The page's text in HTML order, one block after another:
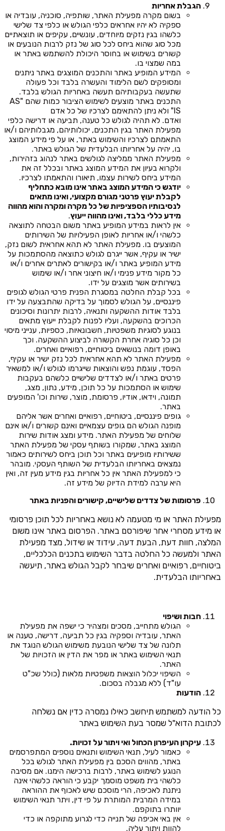
הגבלת אחריות
בשום מקרה מפעילת האתר, שותפיה, סוכניה, עובדיה או
ספקיה לא יהיו אחראים כלפי הגולש או כלפי צד שלישי
כלשהו בגין נזקים מיוחדים, עונשיים, עקיפים או תוצאתיים
מכל סוג שהוא ביחס לכל סוג של נזק לרבות הנובעים או
קשורים בשימוש או בחוסר היכולת להשתמש באתר או
במה שמצוי בו.
המידע המופיע באתר והתכנים המוצגים באתר ניתנים
ומסופקים לשם הלימוד והעשרה בלבד וכל פעולה
שתעשה בעקבותיהם תעשה באחריות הגולש בלבד.
התכנים באתר מוצעים לשימוש הציבור כמות שהם "AS
IS" ולא ניתן להתאימם לצרכיו של כל אדם
ואדם. לא תהיה לגולש כל טענה, תביעה או דרישה כלפי
מפעילת האתר בגין התכנים, יכולותיהם, מגבלותיהם ו/או
התאמתם לצרכיו והשימוש באתר, או על פי מידע המוצג
בו, יהיה על אחריותו הבלעדית של הגולש באתר.
מפעילת האתר ממליצה לגולשים באתר לנהוג בזהירות,
ולקרוא בעיון את המידע המוצג באתר ובכלל זה את
המידע ביחס לשירות עצמו, תיאורו והתאמתו לצרכיו.
יודגש כי המידע המוצג באתר אינו מובא כתחליף
לקבלת יעוץ פרטני מגורם מקצועי, ואינו מתאים
לנסיבותיו הספציפיות של כל מקרה ומקרה והוא מהווה
מידע כללי בלבד, ואינו מהווה ייעוץ.
אין לראות במידע המופיע באתר משום הבטחה לתוצאה
כלשהי ו/או אחריות לאופן הפעילויות של השירותים
המוצעים בו. מפעילת האתר לא תהא אחראית לשום נזק,
ישיר או עקיף, אשר ייגרם לגולש כתוצאה מהסתמכות על
מידע המופיע באתר ו/או בקישורים לאתרים אחרים ו/או
כל מקור מידע פנימי ו/או חיצוני אחר ו/או שימוש
בשירותים אשר מוצגים על ידו.
בכל קבלת החלטה במסגרת הפנית פרטי הגולש לגופים
פיננסיים, על הגולש לסמוך על בדיקה שהתבצעה על ידו
בלבד אודות ההשקעה ותנאיה, לרבות יתרונות וסיכונים
הכרוכים בהשקעה, ועליו לפנות לקבלת ייעוץ מתאים
בנוגע לסוגיות משפטיות, חשבונאיות, כספיות, ענייני מיסוי
וכן כל סוגיה אחרת הקשורה לביצוע ההשקעה. וכך
באופן דומה בנושאים ביטוחיים, רפואיים ואחרים.
מפעילת האתר לא תהא אחראית לכל נזק ישיר או עקיף,
הפסד, עוגמת נפש והוצאות שייגרמו לגולש ו/או למשאיר
פרטים באתר ו/או לצדדים שלישיים כלשהם בעקבות
שימוש או הסתמכות על כל תוכן, מידע, נתון, מצג,
תמונה, וידאו, אודיו, פרסומת, מוצר, שירות וכו' המופעים
באתר.
גופים פיננסיים, ביטוחיים, רפואיים ואחרים אשר אליהם
מופנה הגולש הם גופים עצמאיים ואינם קשורים ו/או אינם
שלוחים של מפעילת האתר. מידע ומצג אודות שירות
המוצג באתר, שמקורו בשותף עסקי של מפעילת האתר
ששירותיו מופיעים באתר וכל תוכן ביחס לשירותים כאמור
נמצאים באחריותו הבלעדית של השותף העסקי. מובהר
כי למפעילת האתר אין כל אחריות בגין מידע מעין זה, ואין
היא ערבה למידת הדיוק של מידע זה.
פרסומות של צדדים שלישיים, קישורים והפניות באתר
מפעילת האתר או מי מטעמה לא נושא באחריות לכל תוכן פרסומי
או מידע מסחרי אחר שיפורסם באתר. הפרסום באתר אינו משום
המלצה, חוות דעת, הבעת דעה, עידוד או שידול, מצד מפעילת
האתר ולמעשה כל החלטה בדבר השימוש בתכנים הכלכליים,
ביטוחיים, רפואיים ואחרים שיבחר לקבל הגולש באתר, תיעשה
באחריותו הבלעדית.
חבות ושיפוי
הגולש מתחייב, מסכים ומצהיר כי ישפה את מפעילת
האתר, עובדיה וספקיה בגין כל תביעה, דרישה, טענה או
תלונה של צד שלישי הנובעת משימוש הגולש הנוגד את
תנאי השימוש באתר או מפר את הדין או הזכויות של
האתר.
השיפוי יכלול הוצאות משפטיות מלאות (כולל שכ"ט
עו"ד) ללא מגבלה בסכום.
הודעות
כל הודעה למשתמש תיחשב כאילו נמסרה כדין אם נשלחה
לכתובת הדוא"ל שמסר בעת השימוש באתר
עיקרון העיפרון הכחול ואי ויתור על זכויות.
כאמור לעיל, תנאי השימוש ותנאים נוספים המתפרסמים
באתר, מהווים הסכם בין מפעילת האתר לגולש בכל
הנוגע לשימוש באתר, לרבות ברכישה הימנו. אם מסיבה
כלשהי בית משפט מוסמך יקבע כי הוראה כלשהי אינה
ניתנת לאכיפה, הרי מוסכם שיש לאכוף את ההוראה
במידה המרבית המותרת על פי דין, ויתר תנאי השימוש
יוותרו בתוקפם.
אין באי אכיפה של תנייה כדי לגרוע מתוקפה או כדי
להוות ויתור עליה.